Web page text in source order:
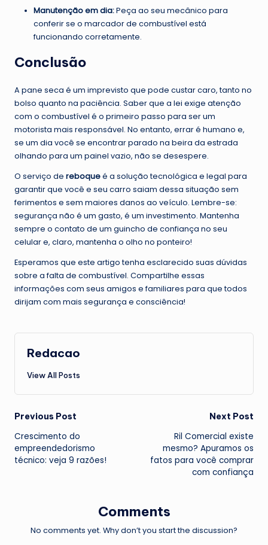
Manutenção em dia:Peça ao seu mecânico para
conferir se o marcador de combustível está
funcionando corretamente.
Conclusão
A pane seca é um imprevisto que pode custar caro, tanto no
bolso quanto na paciência. Saber que a lei exige atenção
com o combustível é o primeiro passo para ser um
motorista mais responsável. No entanto, errar é humano e,
se um dia você se encontrar parado na beira da estrada
olhando para um painel vazio, não se desespere.
O serviço de reboqueé a solução tecnológica e legal para
garantir que você e seu carro saiam dessa situação sem
ferimentos e sem maiores danos ao veículo. Lembre-se:
segurança não é um gasto, é um investimento. Mantenha
sempre o contato de um guincho de confiança no seu
celular e, claro, mantenha o olho no ponteiro!
Esperamos que este artigo tenha esclarecido suas dúvidas
sobre a falta de combustível. Compartilhe essas
informações com seus amigos e familiares para que todos
dirijam com mais segurança e consciência!
Redacao
View All Posts
Post
navigation
Previous Post
Crescimento do
empreendedorismo
técnico: veja 9 razões!
Next Post
Ril Comercial existe
mesmo? Apuramos os
fatos para você comprar
com confiança
Comments
No comments yet. Why don’t you start the discussion?